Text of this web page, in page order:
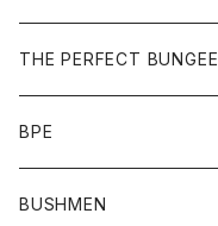
THE PERFECT BUNGEE
BPE
BUSHMEN